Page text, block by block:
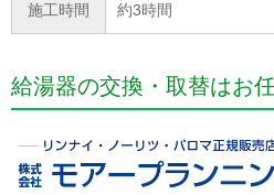
施工時間 約3時間
給湯器の交換・取替はお